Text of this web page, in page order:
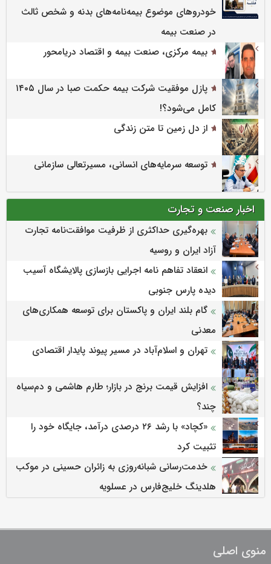
خودروهای موضوع بیمه‌نامه‌های بدنه و شخص ثالث
در صنعت بیمه
بیمه مرکزی، صنعت بیمه و اقتصاد دریامحور
پازل موفقیت شرکت بیمه حکمت صبا در سال ۱۴۰۵
کامل می‌شود؟!
از دل زمین تا متن زندگی
توسعه سرمایه‌های انسانی، مسیرتعالی سازمانی
اخبار صنعت و تجارت
بهره‌گیری حداکثری از ظرفیت موافقت‌نامه تجارت
آزاد ایران و روسیه
انعقاد تفاهم نامه اجرایی بازسازی پالایشگاه آسیب
دیده پارس جنوبی
گام بلند ایران و پاکستان برای توسعه همکاری‌های
معدنی
تهران و اسلام‌آباد در مسیر پیوند پایدار اقتصادی
افزایش قیمت برنج در بازار؛ طارم هاشمی و دم‌سیاه
چند؟
«کچاد» با رشد ۲۶ درصدی درآمد، جایگاه خود را
تثبیت کرد
خدمت‌رسانی شبانه‌روزی به زائران حسینی در موکب
هلدینگ خلیج‌فارس در عسلویه
منوی اصلی